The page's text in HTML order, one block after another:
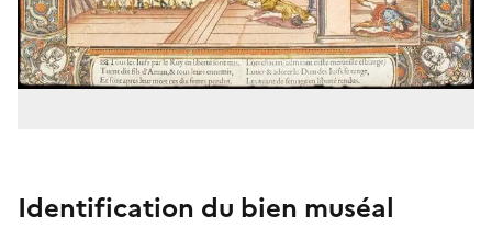
Identification du bien muséal